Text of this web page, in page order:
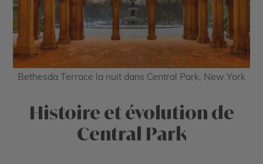
Bethesda Terrace la nuit dans Central Park, New York
Histoire et évolution de
Central Park